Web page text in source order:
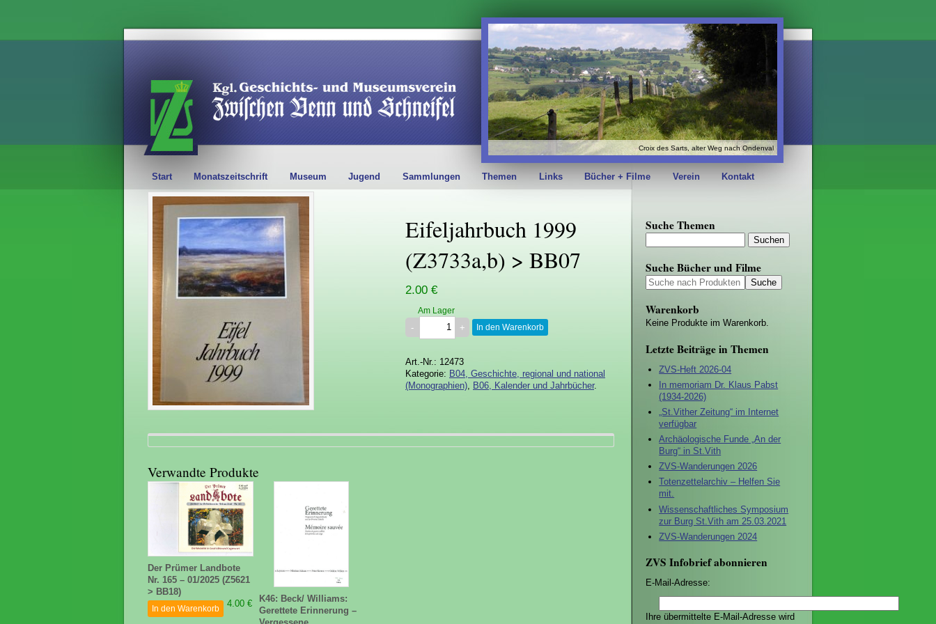
Croix des Sarts, alter Weg nach Ondenval
Start Monatszeitschrift Museum Jugend Sammlungen Themen Links Bücher + Filme Verein Kontakt
Eifeljahrbuch 1999
(Z3733a,b) > BB07
2.00 €
Am Lager
In den Warenkorb
Art.-Nr.: 12473
Kategorie: B04, Geschichte, regional und national
(Monographien) B06, Kalender und Jahrbücher.
Verwandte Produkte
Der Prümer Landbote
Nr. 165 – 01/2025 (Z5621
> BB18)
4.00 €
In den Warenkorb
K46: Beck/ Williams:
Gerettete Erinnerung –
Suche Themen
Suche Bücher und Filme
Warenkorb
Keine Produkte im Warenkorb.
Letzte Beiträge in Themen
ZVS-Heft 2026-04
In memoriam Dr. Klaus Pabst
(1934-2026)
„St.Vither Zeitung“ im Internet
verfügbar
Archäologische Funde „An der
Burg“ in St.Vith
ZVS-Wanderungen 2026
Totenzettelarchiv – Helfen Sie
mit.
Wissenschaftliches Symposium
zur Burg St.Vith am 25.03.2021
ZVS-Wanderungen 2024
ZVS Infobrief abonnieren
E-Mail-Adresse:
Ihre übermittelte E-Mail-Adresse wird